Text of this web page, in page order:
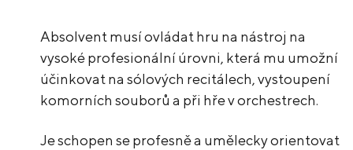
Absolvent musí ovládat hru na nástroj na
vysoké profesionální úrovni, která mu umožní
účinkovat na sólových recitálech, vystoupení
komorních souborů a při hře v orchestrech.
Je schopen se profesně a umělecky orientovat